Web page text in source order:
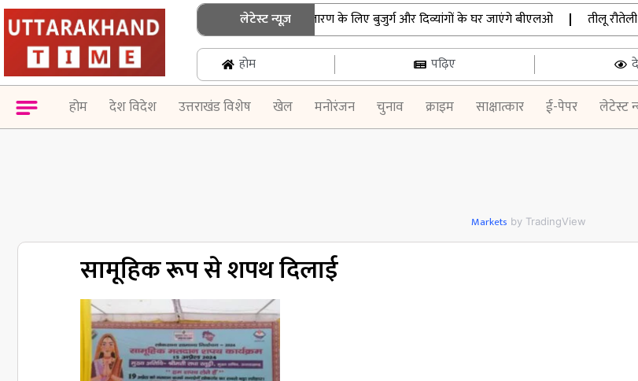
लेटेस्ट न्यूज़
उत्तराखंड: एसआईआर नोटिस के निस्तारण के लिए बुजुर्ग और दिव्यांगों के घर जाएंगे बीएलओ तीलू
होम पढ़िए
होम देश विदेश उत्तराखंड विशेष खेल मनोरंजन चुनाव क्राइम साक्षात्कार ई-पेपर लेटेस्ट
Markets by TradingView
सामूहिक रूप से शपथ दिलाई